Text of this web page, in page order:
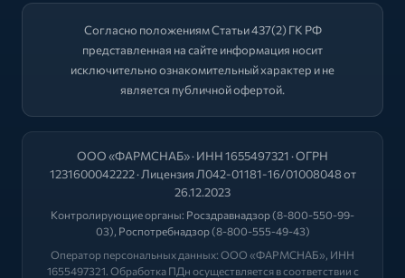
Согласно положениям Статьи 437(2) ГК РФ
представленная на сайте информация носит
исключительно ознакомительный характер и не
является публичной офертой.
ООО «ФАРМСНАБ» · ИНН 1655497321 · ОГРН
1231600042222 · Лицензия Л042-01181-16/01008048 от
26.12.2023
Контролирующие органы: Росздравнадзор(8-800-550-99-
03), Роспотребнадзор(8-800-555-49-43)
Оператор персональных данных: ООО «ФАРМСНАБ», ИНН
1655497321. Обработка ПДн осуществляется в соответствии с